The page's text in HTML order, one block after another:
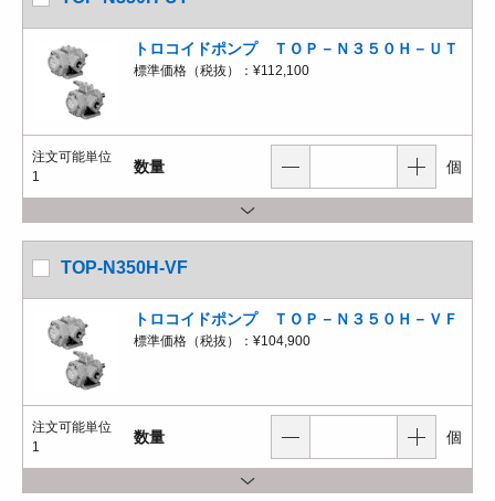
トロコイドポンプ ＴＯＰ－Ｎ３５０Ｈ－ＵＴ
標準価格（税抜）： ¥112,100
注文可能単位
1
数量 個
TOP-N350H-VF
トロコイドポンプ ＴＯＰ－Ｎ３５０Ｈ－ＶＦ
標準価格（税抜）： ¥104,900
注文可能単位
1
数量 個